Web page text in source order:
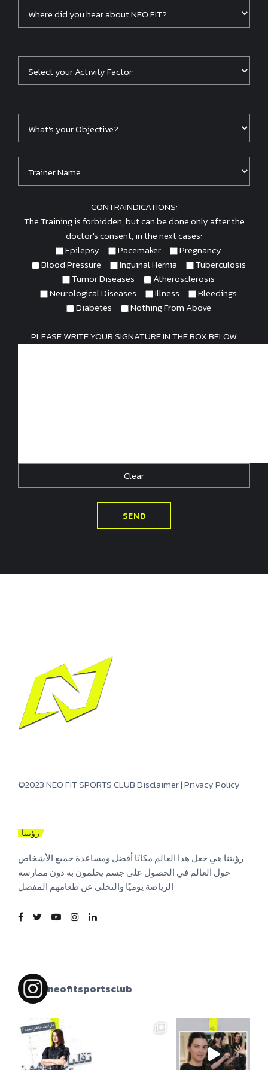
CONTRAINDICATIONS:
The Training is forbidden, but can be done only after the
doctor's consent, in the next cases:
Epilepsy
Pacemaker
Pregnancy
Blood Pressure
Inguinal Hernia
Tuberculosis
Tumor Diseases
Atherosclerosis
Neurological Diseases
Illness
Bleedings
Diabetes
Nothing From Above
PLEASE WRITE YOUR SIGNATURE IN THE BOX BELOW
©2023 NEO FIT SPORTS CLUBDisclaimer|Privacy Policy
رؤيتنا
رؤيتنا هي جعل هذا العالم مكانًا أفضل ومساعدة جميع الأشخاص
حول العالم في الحصول على جسم يحلمون به دون ممارسة
الرياضة يوميًا والتخلي عن طعامهم المفضل
neofitsportsclub